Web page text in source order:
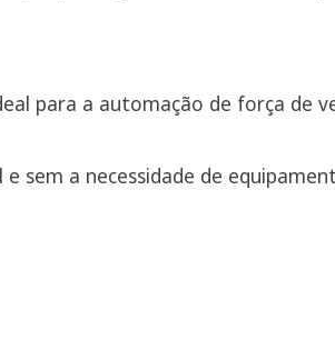
para a automação de força de
sem a necessidade de